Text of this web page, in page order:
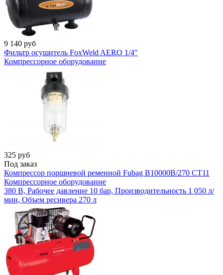
9 140 руб
Фильтр осушитель FoxWeld AERO 1/4"
Компрессорное оборудование
325 руб
Под заказ
Компрессор поршневой ременной Fubag B10000B/270 CT11
Компрессорное оборудование
380 В, Рабочее давление 10 бар, Производительность 1 050 л/
мин, Объем ресивера 270 л